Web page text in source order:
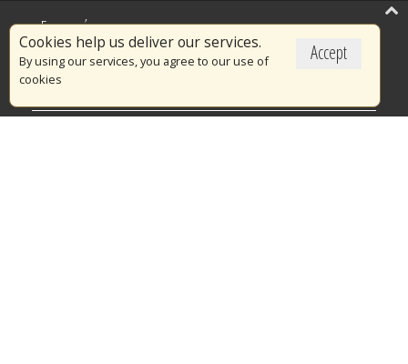
Accept
Cookies help us deliver our services.
By using our services, you agree to our use of
cookies
Επικαιρότητα
Το Πυροσβεστικό Σώμα